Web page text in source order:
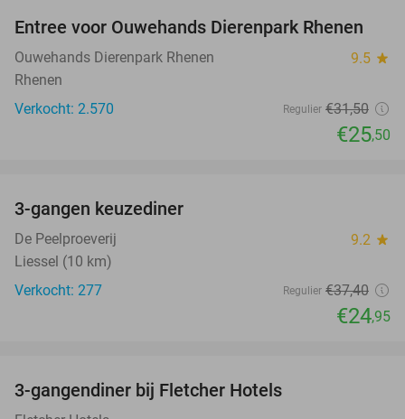
19%
TODAY
Entree voor Ouwehands Dierenpark Rhenen
Ouwehands Dierenpark Rhenen 9.5 star
Rhenen
Verkocht: 2.570
Regulier €31,50
€25,50
3-gangen keuzediner
De Peelproeverij 9.2 star
Liessel (10 km)
Verkocht: 277
Regulier €37,40
€24,95
3-gangendiner bij Fletcher Hotels